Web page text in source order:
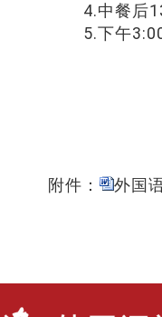
4.中餐后
5.下午
附件： 外国